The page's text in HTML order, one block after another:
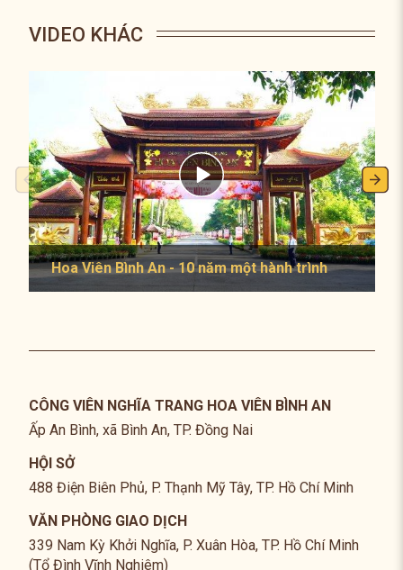
VIDEO KHÁC
Hoa Viên Bình An - 10 năm một hành trình
CÔNG VIÊN NGHĨA TRANG HOA VIÊN BÌNH AN
Ấp An Bình, xã Bình An, TP. Đồng Nai
HỘI SỞ
488 Điện Biên Phủ, P. Thạnh Mỹ Tây, TP. Hồ Chí Minh
VĂN PHÒNG GIAO DỊCH
339 Nam Kỳ Khởi Nghĩa, P. Xuân Hòa, TP. Hồ Chí Minh
(Tổ Đình Vĩnh Nghiêm)